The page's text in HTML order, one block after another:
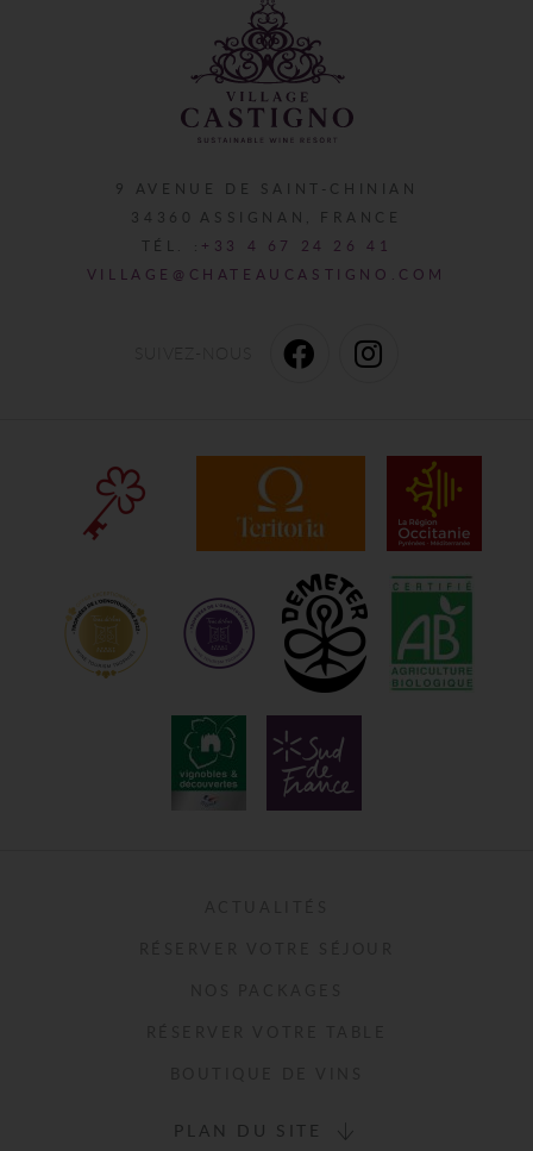
9 AVENUE DE SAINT-CHINIAN
34360
ASSIGNAN
FRANCE
TÉL. : +33 4 67 24 26 41
VILLAGE@CHATEAUCASTIGNO.COM
PLAN DU SITE